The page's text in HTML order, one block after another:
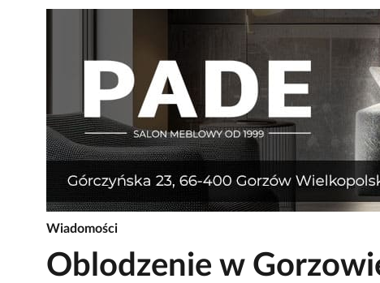
Wiadomości
Oblodzenie w